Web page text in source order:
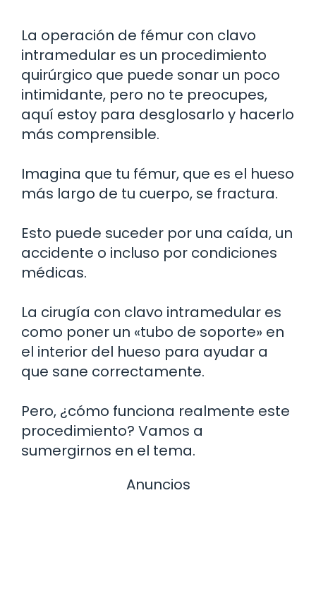
La operación de fémur con clavo
intramedular es un procedimiento
quirúrgico que puede sonar un poco
intimidante, pero no te preocupes,
aquí estoy para desglosarlo y hacerlo
más comprensible.
Imagina que tu fémur, que es el hueso
más largo de tu cuerpo, se fractura.
Esto puede suceder por una caída, un
accidente o incluso por condiciones
médicas.
La cirugía con clavo intramedular es
como poner un «tubo de soporte» en
el interior del hueso para ayudar a
que sane correctamente.
Pero, ¿cómo funciona realmente este
procedimiento? Vamos a
sumergirnos en el tema.
Anuncios